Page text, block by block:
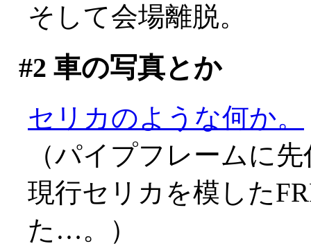
そして会場離脱。
#2 車の写真とか
セリカのような何か。
（パイプフレームに
現行セリカを模した
た…。）